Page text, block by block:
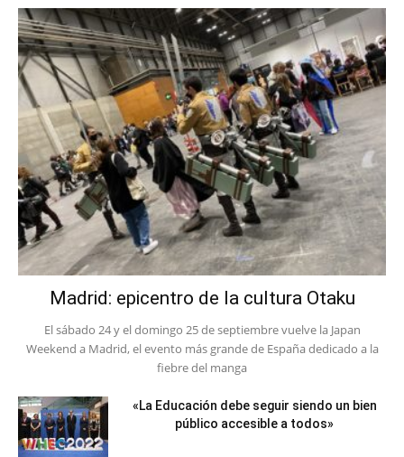
Madrid: epicentro de la cultura Otaku
El sábado 24 y el domingo 25 de septiembre vuelve la Japan
Weekend a Madrid, el evento más grande de España dedicado a la
fiebre del manga
«La Educación debe seguir siendo un bien
público accesible a todos»